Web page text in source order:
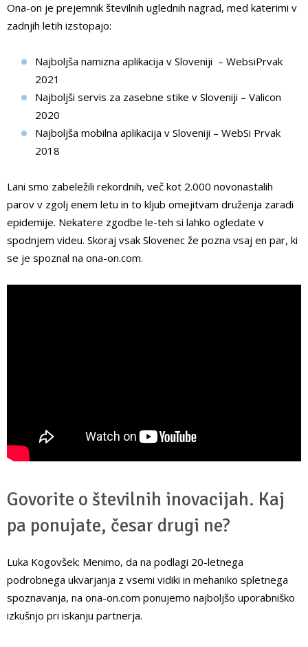
Ona-on je prejemnik številnih uglednih nagrad, med katerimi v
zadnjih letih izstopajo:
Najboljša namizna aplikacija v Sloveniji – WebsiPrvak
2021
Najboljši servis za zasebne stike v Sloveniji – Valicon
2020
Najboljša mobilna aplikacija v Sloveniji – WebSi Prvak
2018
Lani smo zabeležili rekordnih, več kot 2.000 novonastalih
parov v zgolj enem letu in to kljub omejitvam druženja zaradi
epidemije. Nekatere zgodbe le-teh si lahko ogledate v
spodnjem videu. Skoraj vsak Slovenec že pozna vsaj en par, ki
se je spoznal na ona-on.com.
Govorite o številnih inovacijah. Kaj
pa ponujate, česar drugi ne?
Luka Kogovšek: Menimo, da na podlagi 20-letnega
podrobnega ukvarjanja z vsemi vidiki in mehaniko spletnega
spoznavanja, na ona-on.com ponujemo najboljšo uporabniško
izkušnjo pri iskanju partnerja.